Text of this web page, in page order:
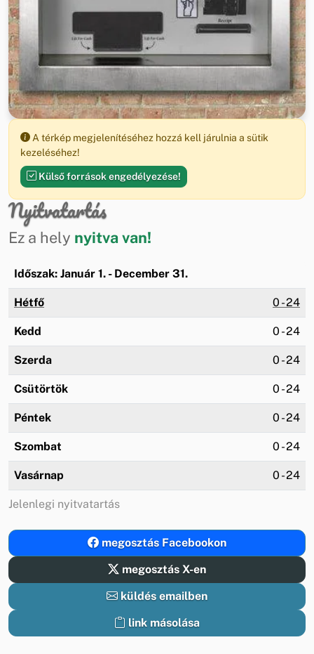
A térkép megjelenítéséhez hozzá kell járulnia a sütik
kezeléséhez!
Külső források engedélyezése!
Nyitvatartás
Ez a hely nyitva van!
Időszak: Január 1. - December 31.
Hétfő 0 - 24
Kedd 0 - 24
Szerda 0 - 24
Csütörtök 0 - 24
Péntek 0 - 24
Szombat 0 - 24
Vasárnap 0 - 24
Jelenlegi nyitvatartás
megosztás Facebookon
megosztás X-en
küldés emailben
link másolása